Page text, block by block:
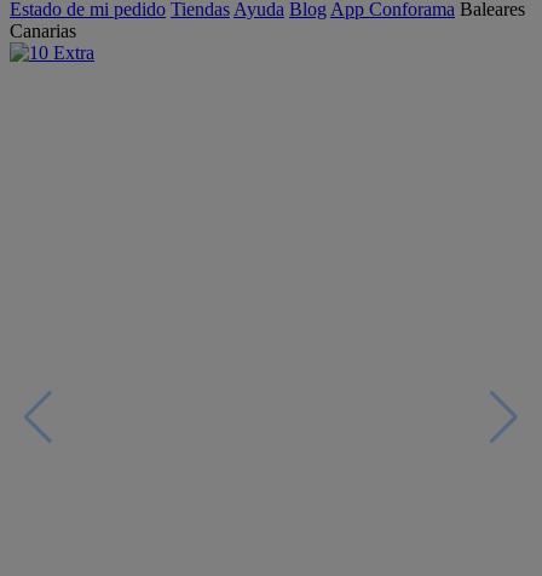
Estado de mi pedido Tiendas Ayuda Blog App Conforama Baleares
Canarias